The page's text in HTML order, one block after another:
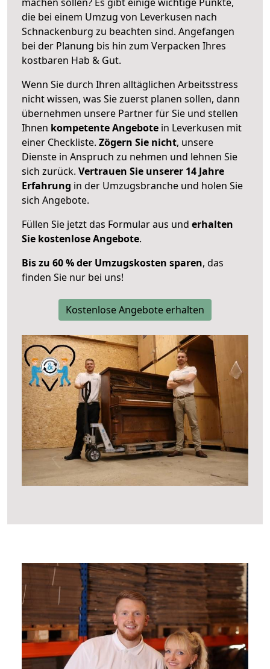
die bei einem Umzug von Leverkusen nach
Schnackenburg zu beachten sind. Angefangen
bei der Planung bis hin zum Verpacken Ihres
kostbaren Hab & Gut.
Wenn Sie durch Ihren alltäglichen Arbeitsstress
nicht wissen, was Sie zuerst planen sollen, dann
übernehmen unsere Partner für Sie und stellen
Ihnen kompetente Angebote in Leverkusen mit
einer Checkliste. Zögern Sie nicht, unsere
Dienste in Anspruch zu nehmen und lehnen Sie
sich zurück. Vertrauen Sie unserer 14 Jahre
Erfahrung in der Umzugsbranche und holen Sie
sich Angebote.
Füllen Sie jetzt das Formular aus und erhalten
Sie kostenlose Angebote.
Bis zu 60 % der Umzugskosten sparen, das
finden Sie nur bei uns!
Kostenlose Angebote erhalten